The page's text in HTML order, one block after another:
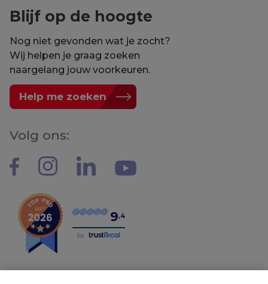
Blijf op de hoogte
Nog niet gevonden wat je zocht?
Wij helpen je graag zoeken
naargelang jouw voorkeuren.
Help me zoeken
Volg ons:
9,4
by